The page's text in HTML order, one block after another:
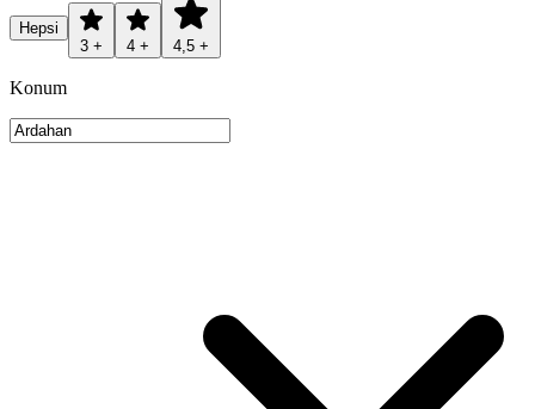
Hepsi
3 +
4 + 4,5 +
Konum